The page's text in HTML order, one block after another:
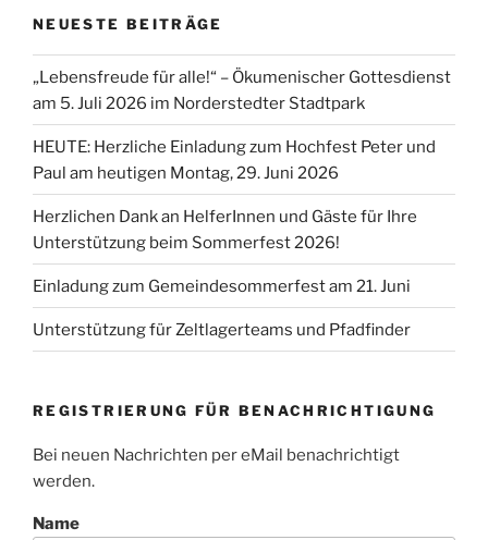
NEUESTE BEITRÄGE
„Lebensfreude für alle!“ – Ökumenischer Gottesdienst
am 5. Juli 2026 im Norderstedter Stadtpark
HEUTE: Herzliche Einladung zum Hochfest Peter und
Paul am heutigen Montag, 29. Juni 2026
Herzlichen Dank an HelferInnen und Gäste für Ihre
Unterstützung beim Sommerfest 2026!
Einladung zum Gemeindesommerfest am 21. Juni
Unterstützung für Zeltlagerteams und Pfadfinder
REGISTRIERUNG FÜR BENACHRICHTIGUNG
Bei neuen Nachrichten per eMail benachrichtigt
werden.
Name